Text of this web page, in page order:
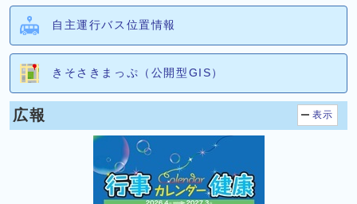
自主運行バス位置情報
きそさきまっぷ（公開型GIS）
広報 表示